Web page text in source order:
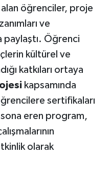
alan öğrenciler, proje
ve
paylaştı. Öğrenci
kültürel ve
katkıları ortaya
kapsamında
sertifikaları
eren program,
olarak